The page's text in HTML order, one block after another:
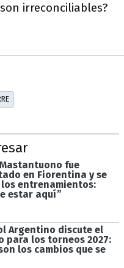
irreconciliables?
fue
en Fiorentina y se
los entrenamientos:
estar aquí”
Argentino discute el
para los torneos 2027:
los cambios que se